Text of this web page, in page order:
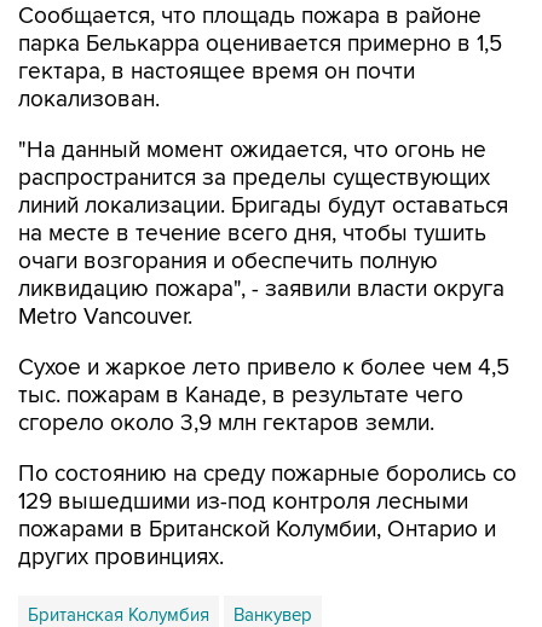
Сообщается, что площадь пожара в районе
парка Белькарра оценивается примерно в 1,5
гектара, в настоящее время он почти
локализован.
"На данный момент ожидается, что огонь не
распространится за пределы существующих
линий локализации. Бригады будут оставаться
на месте в течение всего дня, чтобы тушить
очаги возгорания и обеспечить полную
ликвидацию пожара", - заявили власти округа
Metro Vancouver.
Сухое и жаркое лето привело к более чем 4,5
тыс. пожарам в Канаде, в результате чего
сгорело около 3,9 млн гектаров земли.
По состоянию на среду пожарные боролись со
129 вышедшими из-под контроля лесными
пожарами в Британской Колумбии, Онтарио и
других провинциях.
Британская Колумбия Ванкувер